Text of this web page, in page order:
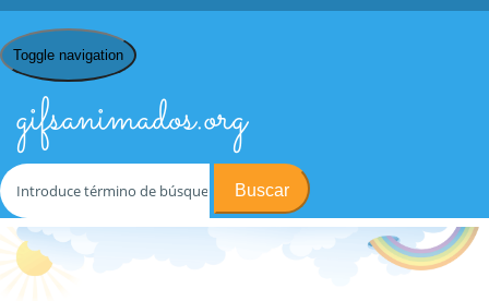
Toggle navigation
gifsanimados.org
Buscar
Inicio/
Emoticonos y Smileys de
Bandera
/ emoticono-y-smiley-de-bandera-imagen-animada-0246